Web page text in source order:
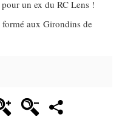
un ex du RC Lens !
aux Girondins de